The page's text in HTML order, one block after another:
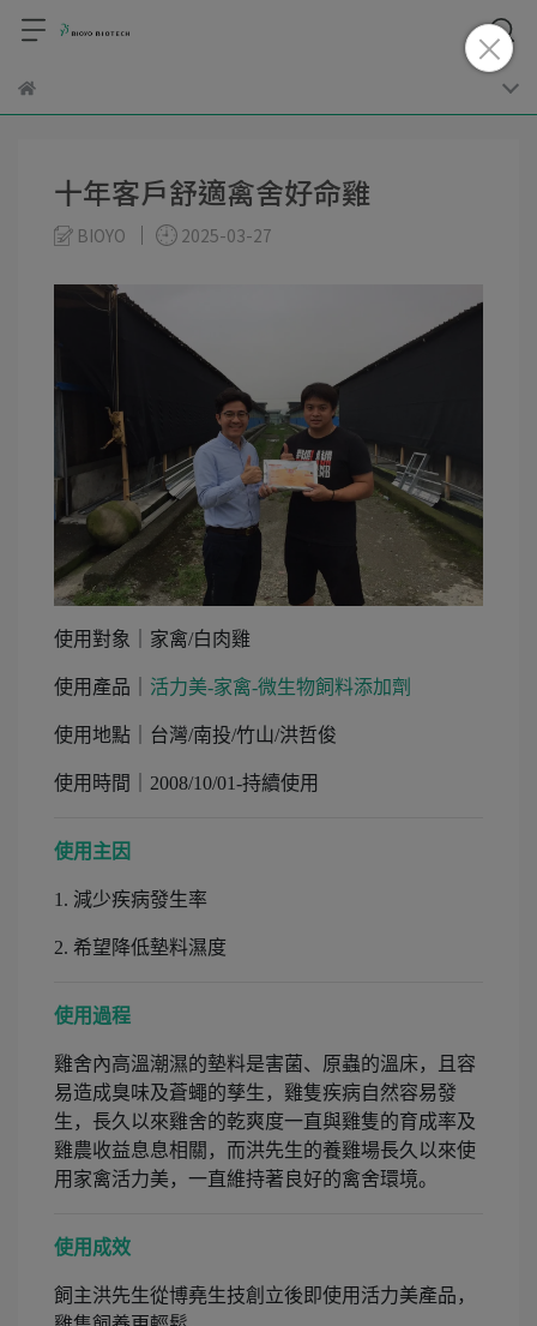
十年客戶舒適禽舍好命雞
BIOYO 2025-03-27
使用對象｜家禽/白肉雞
使用產品｜ 活力美-家禽-微生物飼料添加劑
使用地點｜台灣/南投/竹山/洪哲俊
使用時間｜2008/10/01-持續使用
使用主因
1. 減少疾病發生率
2. 希望降低墊料濕度
使用過程
雞舍內高溫潮濕的墊料是害菌、原蟲的溫床，且容
易造成臭味及蒼蠅的孳生，雞隻疾病自然容易發
生，長久以來雞舍的乾爽度一直與雞隻的育成率及
雞農收益息息相關，而洪先生的養雞場長久以來使
用家禽活力美，一直維持著良好的禽舍環境。
使用成效
飼主洪先生從博堯生技創立後即使用活力美產品，